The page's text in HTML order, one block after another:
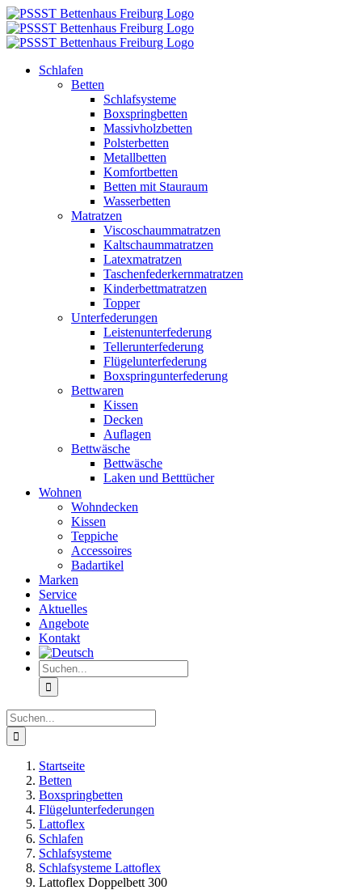
Zum
Inhalt
springen
Schlafen
Betten
Schlafsysteme
Boxspringbetten
Massivholzbetten
Polsterbetten
Metallbetten
Komfortbetten
Betten mit Stauraum
Wasserbetten
Matratzen
Viscoschaummatratzen
Kaltschaummatratzen
Latexmatratzen
Taschenfederkernmatratzen
Kinderbettmatratzen
Topper
Unterfederungen
Leistenunterfederung
Tellerunterfederung
Flügelunterfederung
Boxspringunterfederung
Bettwaren
Kissen
Decken
Auflagen
Bettwäsche
Bettwäsche
Laken und Betttücher
Wohnen
Wohndecken
Kissen
Teppiche
Accessoires
Badartikel
Marken
Service
Aktuelles
Angebote
Kontakt
Suche
nach:
Suche
nach:
Startseite
Betten
Boxspringbetten
Flügelunterfederungen
Lattoflex
Schlafen
Schlafsysteme
Schlafsysteme Lattoflex
Lattoflex Doppelbett 300